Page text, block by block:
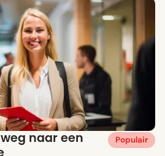
naar een
Populair